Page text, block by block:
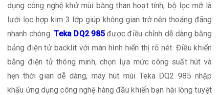
dụng công nghệ khử mùi bằng than hoạt tính, bộ lọc mỡ là
lưới lọc hợp kim 3 lớp giúp không gian trở nên thoáng đãng
nhanh chóng.Teka DQ2 985 được điều chỉnh dễ dàng bằng
bảng điện tử backlit với màn hình hiển thị rõ nét. Điều khiển
bằng điện tử thông minh, chọn lựa mức công suất hút và
hẹn thời gian dễ dàng, máy hút mùi Teka DQ2 985 nhập
khẩu ứng dụng công nghệ hàng đầu khiến bạn hài lòng tuyệt